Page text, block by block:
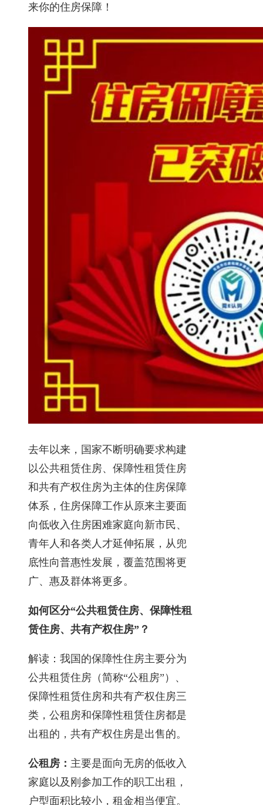
来你的住房保障！
去年以来，国家不断明确要求构建
以公共租赁住房、保障性租赁住房
和共有产权住房为主体的住房保障
体系，住房保障工作从原来主要面
向低收入住房困难家庭向新市民、
青年人和各类人才延伸拓展，从兜
底性向普惠性发展，覆盖范围将更
广、惠及群体将更多。
如何区分“公共租赁住房、保障性租
赁住房、共有产权住房”？
解读：我国的保障性住房主要分为
公共租赁住房（简称“公租房”）、
保障性租赁住房和共有产权住房三
类，公租房和保障性租赁住房都是
出租的，共有产权住房是出售的。
公租房： 主要是面向无房的低收入
家庭以及刚参加工作的职工出租，
户型面积比较小，租金相当便宜。